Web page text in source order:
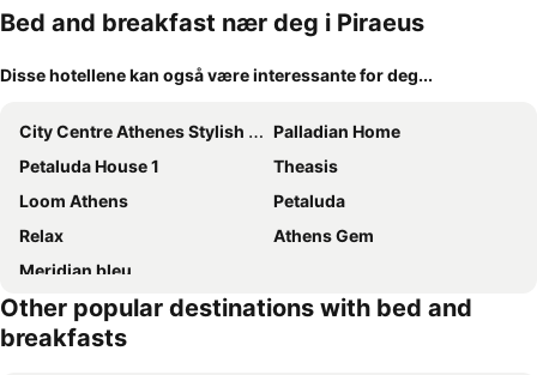
Bed and breakfast nær deg i Piraeus
Disse hotellene kan også være interessante for deg...
City Centre Athenes Stylish Rooms
Palladian Home
Petaluda House 1
Theasis
Loom Athens
Petaluda
Relax
Athens Gem
Meridian bleu
Other popular destinations with bed and
breakfasts